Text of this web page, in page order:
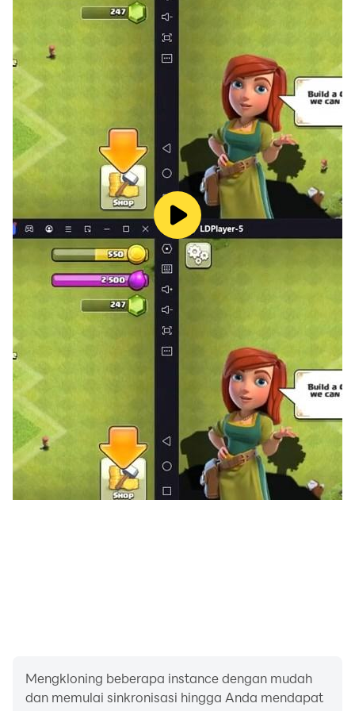
untuk memainkan atau mengunduh Criminal Case.
Persyaratan Penggunaan:
http://www.prettysimplegames.com/terms-of-use
Kebijakan Privasi:
http://www.prettysimplegames.com/privacy-policy
Mengkloning beberapa instance dengan mudah
dan memulai sinkronisasi hingga Anda mendapat